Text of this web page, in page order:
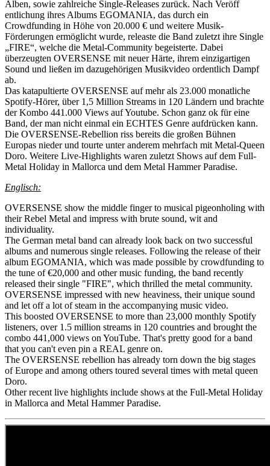
Alben, sowie zahlreiche Single-Releases zurück. Nach Veröff
entlichung ihres Albums EGOMANIA, das durch ein
Crowdfunding in Höhe von 20.000 € und weitere Musik-
Förderungen ermöglicht wurde, releaste die Band zuletzt ihre Single
„FIRE“, welche die Metal-Community begeisterte. Dabei
überzeugten OVERSENSE mit neuer Härte, ihrem einzigartigen
Sound und ließen im dazugehörigen Musikvideo ordentlich Dampf
ab.
Das katapultierte OVERSENSE auf mehr als 23.000 monatliche
Spotify-Hörer, über 1,5 Million Streams in 120 Ländern und brachte
der Kombo 441.000 Views auf Youtube. Schon ganz ok für eine
Band, der man nicht einmal ein ECHTES Genre aufdrücken kann.
Die OVERSENSE-Rebellion riss bereits die großen Bühnen
Europas nieder und tourte unter anderem mehrfach mit Metal-Queen
Doro. Weitere Live-Highlights waren zuletzt Shows auf dem Full-
Metal Holiday in Mallorca und dem Metal Hammer Paradise.
Englisch:
OVERSENSE show the middle finger to musical pigeonholing with
their Rebel Metal and impress with brute sound, wit and
individuality.
The German metal band can already look back on two successful
albums and numerous single releases. Following the release of their
album EGOMANIA, which was made possible by crowdfunding to
the tune of €20,000 and other music funding, the band recently
released their single "FIRE", which thrilled the metal community.
OVERSENSE impressed with new heaviness, their unique sound
and let off a lot of steam in the accompanying music video.
This boosted OVERSENSE to more than 23,000 monthly Spotify
listeners, over 1.5 million streams in 120 countries and brought the
combo 441,000 views on YouTube. That's pretty good for a band
that you can't even pin a REAL genre on.
The OVERSENSE rebellion has already torn down the big stages
of Europe and among others toured several times with metal queen
Doro.
Other recent live highlights include shows at the Full-Metal Holiday
in Mallorca and Metal Hammer Paradise.